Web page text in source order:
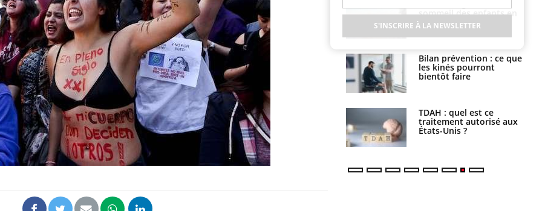
Grossesse et chaleur : ce
que dit la science
Le smartphone nuit-il à
l'apprentissage de la
lecture ?
Mordue par une tique en
vacances, elle reste dans
le coma pendant 42 jours
Mordue par un
barracuda, une petite fille
secourue grâce à un
réflexe essentiel
quelle est l’origine de la
contamination ?
Allergies alimentaires :
une nouvelle arme contre
les réactions sévères
sommeil des enfants en
vacances ?
Bilan prévention : ce que
les kinés pourront
bientôt faire
TDAH : quel est ce
traitement autorisé aux
États-Unis ?
S'INSCRIRE À LA NEWSLETTER